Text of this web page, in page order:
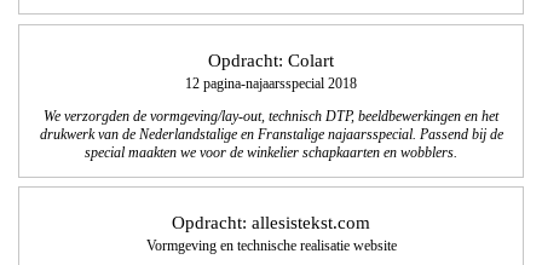
Opdracht: Colart
12 pagina-najaarsspecial 2018
We verzorgden de vormgeving/lay-out, technisch DTP, beeldbewerkingen en het
drukwerk van de Nederlandstalige en Franstalige najaarsspecial. Passend bij de
special maakten we voor de winkelier schapkaarten en wobblers.
Opdracht: allesistekst.com
Vormgeving en technische realisatie website